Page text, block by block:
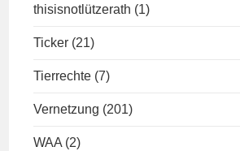
thisisnotlützerath (1)
Ticker (21)
Tierrechte (7)
Vernetzung (201)
WAA (2)